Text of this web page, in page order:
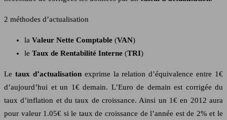
2 méthodes d’actualisation
la Valeur Nette Comptable (VAN)
le Taux de Rentabilité Interne (TRI)
Le taux d’actualisationexprime la relation d’équivalence entre 1€
d’aujourd’hui et un 1€ demain. L’Euro de demain est corrigée du
taux d’inflation et du taux de croissance. Ainsi un 1€ en 2012 aura
pour valeur 1.05€ si le taux de croissance de l’année est de 2% et le